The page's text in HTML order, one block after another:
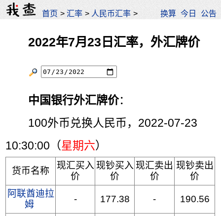
首页 >汇率 > 人民币汇率 > 换算 今日 公告
2022年7月23日汇率，外汇牌价
中国银行外汇牌价：
100外币兑换人民币，2022-07-23
10:30:00（星期六）
货币名称
现汇买入
价
现钞买入
价
现汇卖出
价
现钞卖出
价
阿联酋迪拉
姆
- 177.38 - 190.56